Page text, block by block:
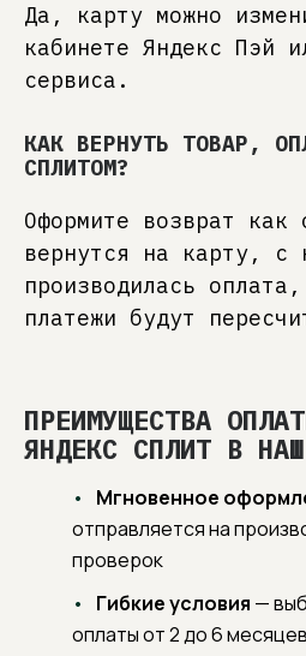
Да, карту можно
кабинете Яндекс Пэй
сервиса.
КАК ВЕРНУТЬ ТОВАР,
СПЛИТОМ?
Оформите возврат как
вернутся на карту, с
производилась
платежи будут
ПРЕИМУЩЕСТВА
ЯНДЕКС СПЛИТ В
Мгновенное
отправляется на
проверок
Гибкие условия —
оплаты от 2 до 6 месяцев